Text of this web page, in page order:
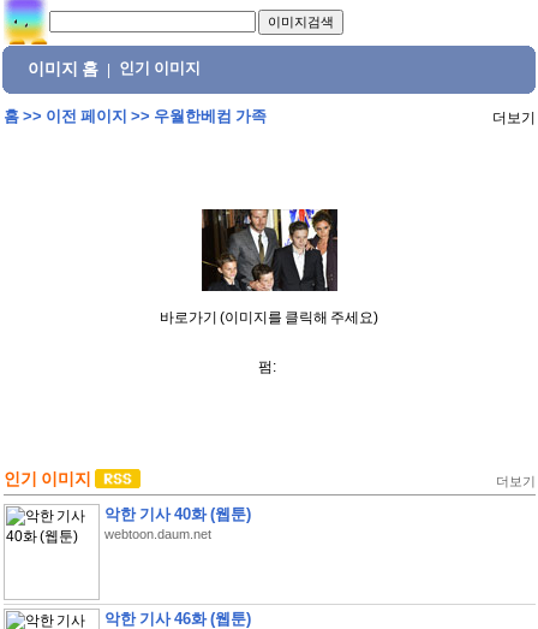
이미지 홈 인기 이미지
홈>> 이전 페이지 >> 우월한베컴 가족 더보기
바로가기 (이미지를 클릭해 주세요)
펌:
인기 이미지 더보기
악한 기사 40화 (웹툰)
webtoon.daum.net
악한 기사 46화 (웹툰)